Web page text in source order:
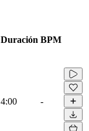
Duración BPM
4:00 -